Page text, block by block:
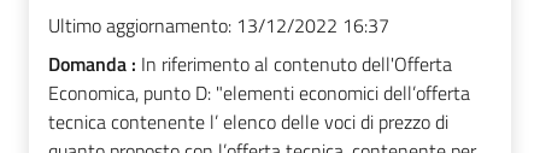
Ultimo aggiornamento: 13/12/2022 16:37
Domanda : In riferimento al contenuto dell'Offerta
Economica, punto D: "elementi economici dell’offerta
tecnica contenente l’ elenco delle voci di prezzo di